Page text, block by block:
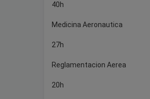
40h
Medicina Aeronautica
27h
Reglamentacion Aerea
20h